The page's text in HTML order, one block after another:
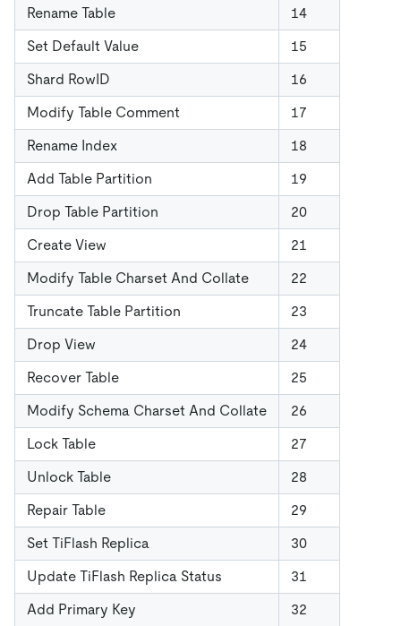
Rename Table
14
Set Default Value
15
Shard RowID
16
Modify Table Comment
17
Rename Index
18
Add Table Partition
19
Drop Table Partition
20
Create View
21
Modify Table Charset And Collate
22
Truncate Table Partition
23
Drop View
24
Recover Table
25
Modify Schema Charset And Collate
26
Lock Table
27
Unlock Table
28
Repair Table
29
Set TiFlash Replica
30
Update TiFlash Replica Status
31
Add Primary Key
32